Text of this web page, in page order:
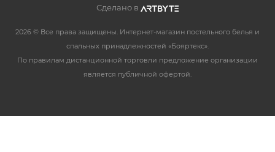
Сделано в
2026 © Все права защищены. Интернет-магазин постельного белья и
спальных принадлежностей «Бояртекс».
По правилам дистанционной торговли предложение организации
является публичной офертой.